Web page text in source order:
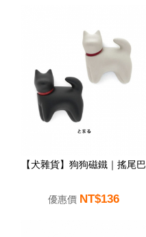
【犬雜貨】狗狗磁鐵｜搖尾巴
優惠價 NT$136